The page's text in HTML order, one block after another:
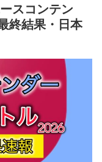
スコンテン
終結果・日本